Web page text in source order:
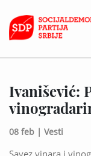
Ivanišević:
08 feb | Vesti
Savez vinara i